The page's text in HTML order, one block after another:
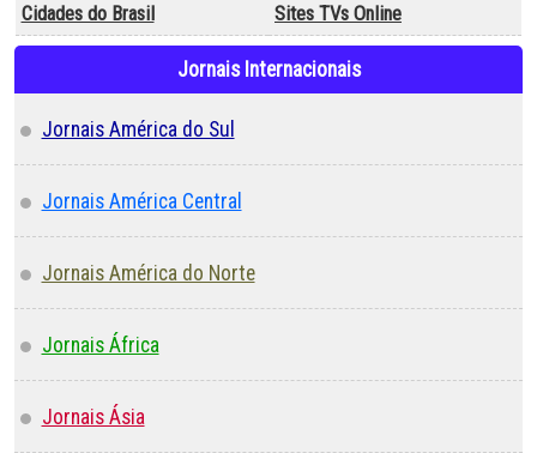
Cidades do Brasil
Sites TVs Online
Jornais Internacionais
Jornais América do Sul
Jornais América Central
Jornais América do Norte
Jornais África
Jornais Ásia